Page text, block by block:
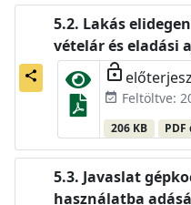
share
Lakás
vételár és eladási
lock_open
event_available Feltöltve:
206 KB
Javaslat
használatba